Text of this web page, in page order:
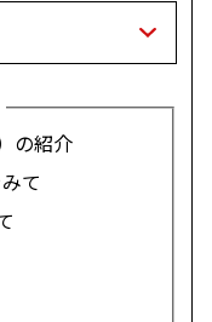
の紹介
て